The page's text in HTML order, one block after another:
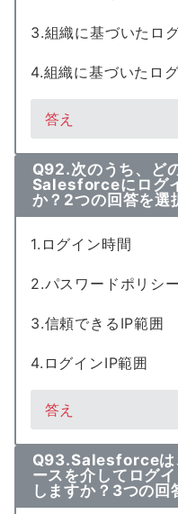
3.組織に基づいたロ
4.組織に基づいたロ
答え
Q92.次のうち、ど
Salesforceにログ
か？2つの回答を選
1.ログイン時間
2.パスワードポリシー
3.信頼できるIP範囲
4.ログインIP範囲
答え
Q93.Salesforceは
ースを介してログ
しますか？3つの回